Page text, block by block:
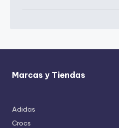
Marcas y Tiendas
Adidas
Crocs